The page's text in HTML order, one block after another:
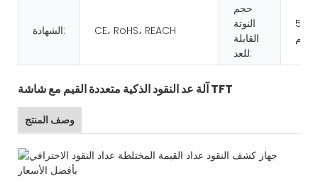
الشهادة: CE، RoHS، REACH
حجم
النوتة
القابلة
للعد:
آلة عد النقود الذكية متعددة القيم مع شاشة TFT
وصف المنتج